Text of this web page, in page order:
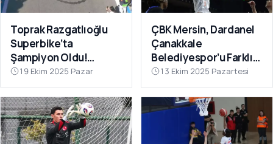
Toprak Razgatlıoğlu
Superbike’ta
Şampiyon Oldu!
Rakibinin Skandal
Hamlesi Tepki Çekti
19 Ekim 2025 Pazar
ÇBK Mersin, Dardanel
Çanakkale
Belediyespor’u Farklı
Geçti: 112-78
13 Ekim 2025 Pazartesi